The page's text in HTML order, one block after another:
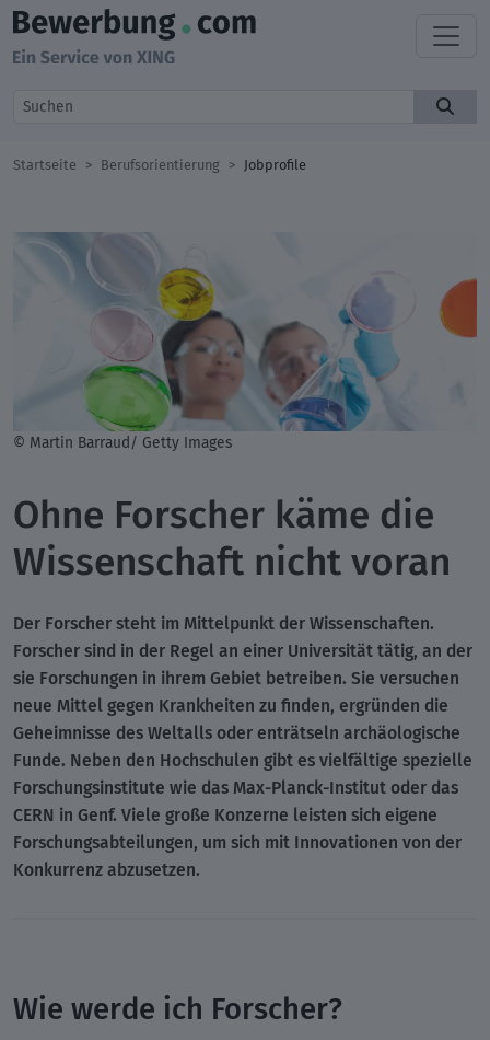
Startseite Berufsorientierung Jobprofile
© Martin Barraud/ Getty Images
Ohne Forscher käme die
Wissenschaft nicht voran
Der Forscher steht im Mittelpunkt der Wissenschaften.
Forscher sind in der Regel an einer Universität tätig, an der
sie Forschungen in ihrem Gebiet betreiben. Sie versuchen
neue Mittel gegen Krankheiten zu finden, ergründen die
Geheimnisse des Weltalls oder enträtseln archäologische
Funde. Neben den Hochschulen gibt es vielfältige spezielle
Forschungsinstitute wie das Max-Planck-Institut oder das
CERN in Genf. Viele große Konzerne leisten sich eigene
Forschungsabteilungen, um sich mit Innovationen von der
Konkurrenz abzusetzen.
Wie werde ich Forscher?